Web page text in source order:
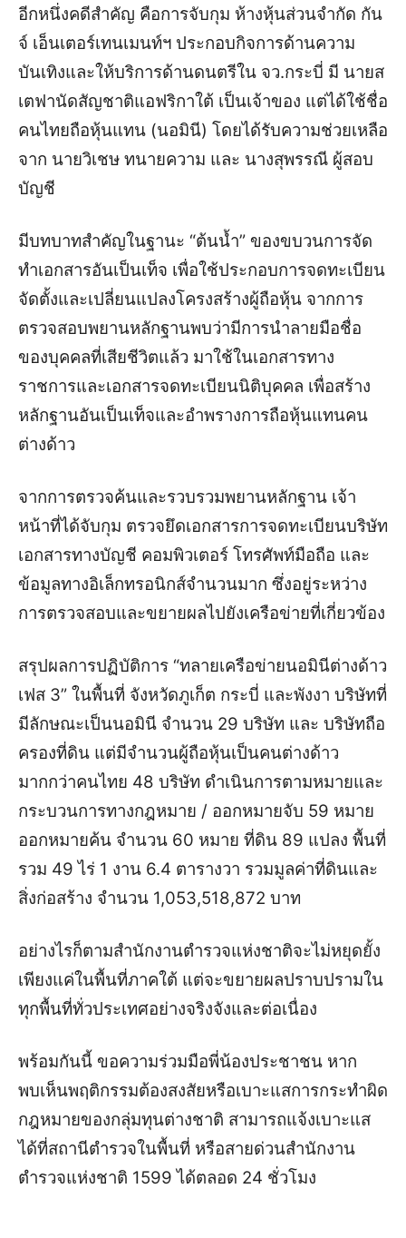
อีกหนึ่งคดีสำคัญ คือการจับกุม ห้างหุ้นส่วนจำกัด กัน
จ์ เอ็นเตอร์เทนเมนท์ฯ ประกอบกิจการด้านความ
บันเทิงและให้บริการด้านดนตรีใน จว.กระบี่ มี นายส
เตฟานัดสัญชาติแอฟริกาใต้ เป็นเจ้าของ แต่ได้ใช้ชื่อ
คนไทยถือหุ้นแทน (นอมินี) โดยได้รับความช่วยเหลือ
จาก นายวิเชษ ทนายความ และ นางสุพรรณี ผู้สอบ
บัญชี
มีบทบาทสำคัญในฐานะ “ต้นน้ำ” ของขบวนการจัด
ทำเอกสารอันเป็นเท็จ เพื่อใช้ประกอบการจดทะเบียน
จัดตั้งและเปลี่ยนแปลงโครงสร้างผู้ถือหุ้น จากการ
ตรวจสอบพยานหลักฐานพบว่ามีการนำลายมือชื่อ
ของบุคคลที่เสียชีวิตแล้ว มาใช้ในเอกสารทาง
ราชการและเอกสารจดทะเบียนนิติบุคคล เพื่อสร้าง
หลักฐานอันเป็นเท็จและอำพรางการถือหุ้นแทนคน
ต่างด้าว
จากการตรวจค้นและรวบรวมพยานหลักฐาน เจ้า
หน้าที่ได้จับกุม ตรวจยึดเอกสารการจดทะเบียนบริษัท
เอกสารทางบัญชี คอมพิวเตอร์ โทรศัพท์มือถือ และ
ข้อมูลทางอิเล็กทรอนิกส์จำนวนมาก ซึ่งอยู่ระหว่าง
การตรวจสอบและขยายผลไปยังเครือข่ายที่เกี่ยวข้อง
สรุปผลการปฏิบัติการ “ทลายเครือข่ายนอมินีต่างด้าว
เฟส 3” ในพื้นที่ จังหวัดภูเก็ต กระบี่ และพังงา บริษัทที่
มีลักษณะเป็นนอมินี จำนวน 29 บริษัท และ บริษัทถือ
ครองที่ดิน แต่มีจำนวนผู้ถือหุ้นเป็นคนต่างด้าว
มากกว่าคนไทย 48 บริษัท ดำเนินการตามหมายและ
กระบวนการทางกฎหมาย / ออกหมายจับ 59 หมาย
ออกหมายค้น จำนวน 60 หมาย ที่ดิน 89 แปลง พื้นที่
รวม 49 ไร่ 1 งาน 6.4 ตารางวา รวมมูลค่าที่ดินและ
สิ่งก่อสร้าง จำนวน 1,053,518,872 บาท
อย่างไรก็ตามสำนักงานตำรวจแห่งชาติจะไม่หยุดยั้ง
เพียงแค่ในพื้นที่ภาคใต้ แต่จะขยายผลปราบปรามใน
ทุกพื้นที่ทั่วประเทศอย่างจริงจังและต่อเนื่อง
พร้อมกันนี้ ขอความร่วมมือพี่น้องประชาชน หาก
พบเห็นพฤติกรรมต้องสงสัยหรือเบาะแสการกระทำผิด
กฎหมายของกลุ่มทุนต่างชาติ สามารถแจ้งเบาะแส
ได้ที่สถานีตำรวจในพื้นที่ หรือสายด่วนสำนักงาน
ตำรวจแห่งชาติ 1599 ได้ตลอด 24 ชั่วโมง